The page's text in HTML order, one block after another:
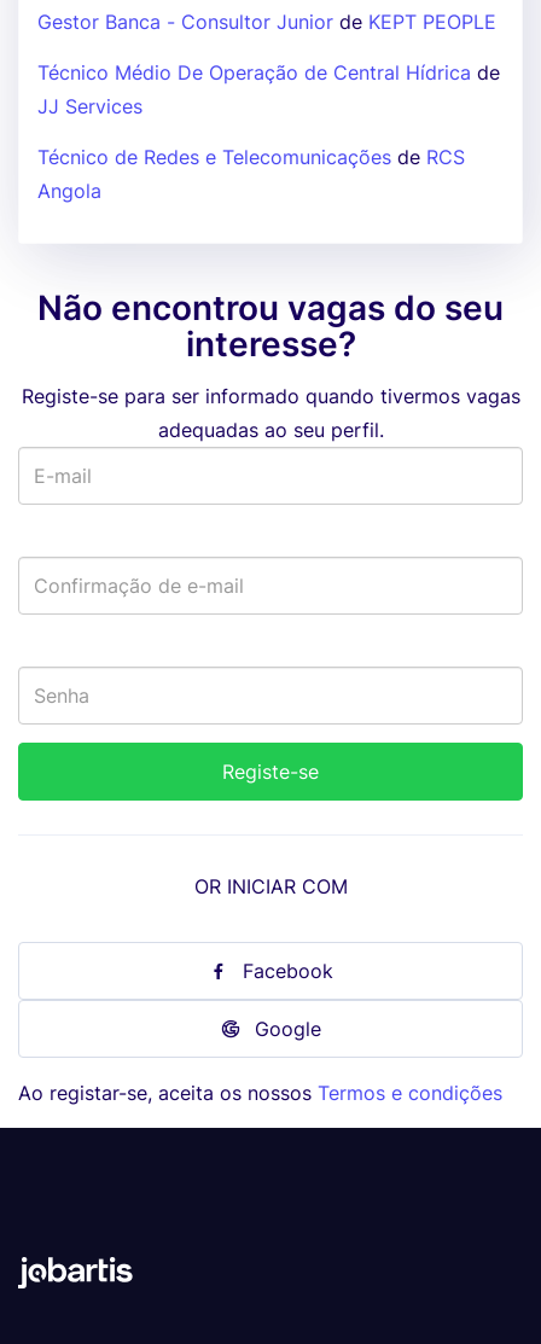
Gestor Banca - Consultor Junior de KEPT PEOPLE
Técnico Médio De Operação de Central Hídrica de
JJ Services
Técnico de Redes e Telecomunicações de RCS
Angola
Não encontrou vagas do seu
interesse?
Registe-se para ser informado quando tivermos vagas
adequadas ao seu perfil.
OR INICIAR COM
Facebook
Google
Ao registar-se, aceita os nossos Termos e condições